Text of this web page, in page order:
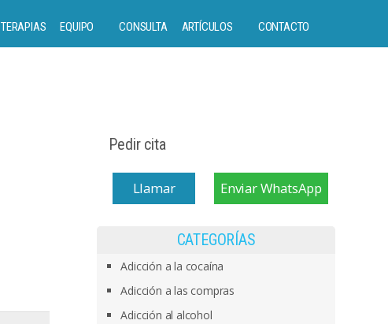
TERAPIAS EQUIPO CONSULTA ARTÍCULOS CONTACTO
Pedir cita
Llamar Enviar WhatsApp
CATEGORÍAS
Adicción a la cocaína
Adicción a las compras
Adicción al alcohol